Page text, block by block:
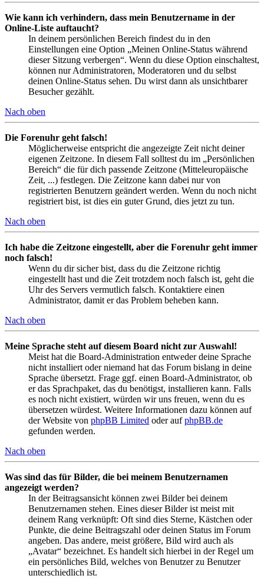
Wie kann ich verhindern, dass mein Benutzername in der
Online-Liste auftaucht?
In deinem persönlichen Bereich findest du in den
Einstellungen eine Option „Meinen Online-Status während
dieser Sitzung verbergen“. Wenn du diese Option einschaltest,
können nur Administratoren, Moderatoren und du selbst
deinen Online-Status sehen. Du wirst dann als unsichtbarer
Besucher gezählt.
Nach oben
Die Forenuhr geht falsch!
Möglicherweise entspricht die angezeigte Zeit nicht deiner
eigenen Zeitzone. In diesem Fall solltest du im „Persönlichen
Bereich“ die für dich passende Zeitzone (Mitteleuropäische
Zeit, ...) festlegen. Die Zeitzone kann dabei nur von
registrierten Benutzern geändert werden. Wenn du noch nicht
registriert bist, ist dies ein guter Grund, dies jetzt zu tun.
Nach oben
Ich habe die Zeitzone eingestellt, aber die Forenuhr geht immer
noch falsch!
Wenn du dir sicher bist, dass du die Zeitzone richtig
eingestellt hast und die Zeit trotzdem noch falsch ist, geht die
Uhr des Servers vermutlich falsch. Kontaktiere einen
Administrator, damit er das Problem beheben kann.
Nach oben
Meine Sprache steht auf diesem Board nicht zur Auswahl!
Meist hat die Board-Administration entweder deine Sprache
nicht installiert oder niemand hat das Forum bislang in deine
Sprache übersetzt. Frage ggf. einen Board-Administrator, ob
er das Sprachpaket, das du benötigst, installieren kann. Falls
es noch nicht existiert, würden wir uns freuen, wenn du es
übersetzen würdest. Weitere Informationen dazu können auf
der Website von phpBB Limited oder aufphpBB.de
gefunden werden.
Nach oben
Was sind das für Bilder, die bei meinem Benutzernamen
angezeigt werden?
In der Beitragsansicht können zwei Bilder bei deinem
Benutzernamen stehen. Eines dieser Bilder ist meist mit
deinem Rang verknüpft: Oft sind dies Sterne, Kästchen oder
Punkte, die deine Beitragszahl oder deinen Status im Forum
angeben. Das andere, meist größere, Bild wird auch als
„Avatar“ bezeichnet. Es handelt sich hierbei in der Regel um
ein persönliches Bild, welches von Benutzer zu Benutzer
unterschiedlich ist.